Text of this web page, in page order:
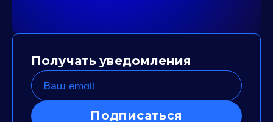
Получать уведомления
Подписаться